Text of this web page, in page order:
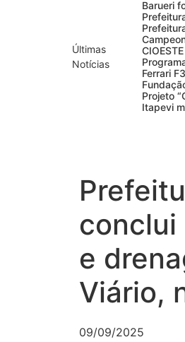
Últimas
Notícias
Barueri
conclui
e
Viário,
09/09/2025